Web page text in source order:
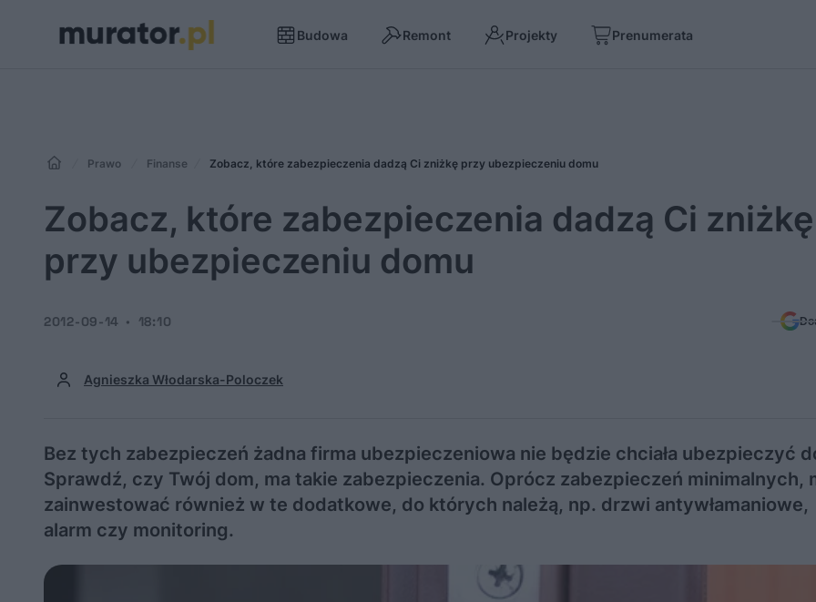
Budowa Remont Projekty Prenumerata
Prawo Finanse Zobacz, które zabezpieczenia dadzą Ci zniżkę przy ubezpieczeniu domu
Zobacz, które zabezpieczenia dadzą Ci zniżkę
przy ubezpieczeniu domu
Agnieszka Włodarska-Poloczek
2012-09-14 18:10
Bez tych zabezpieczeń żadna firma ubezpieczeniowa nie będzie chciała ubezpieczyć
Sprawdź, czy Twój dom, ma takie zabezpieczenia. Oprócz zabezpieczeń minimalnych,
zainwestować również w te dodatkowe, do których należą, np. drzwi antywłamaniowe,
alarm czy monitoring.